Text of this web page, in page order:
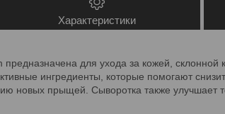
Характеристики
для ухода за кожей, склонной
ингредиенты, которые помогают
новых прыщей. Сыворотка также улучшает